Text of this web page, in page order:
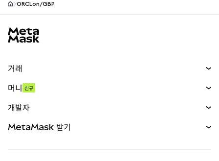
ORCLon/GBP
거래
무기한 선물
실물자산
머니 신규
개발자
MetaMask 받기